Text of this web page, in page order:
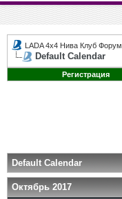
LADA 4x4 Нива Клуб Форум
Default Calendar
Регистрация
Default Calendar
Октябрь 2017